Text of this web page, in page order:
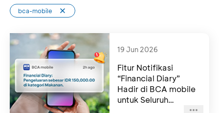
bca-mobile
19 Jun 2026
Fitur Notifikasi
“Financial Diary”
Hadir di BCA mobile
untuk Seluruh